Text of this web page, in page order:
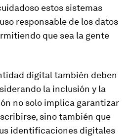
estos sistemas
responsable de los datos
que sea la gente
digital también deben
la inclusión y la
no solo implica garantizar
sino también que
identificaciones digitales